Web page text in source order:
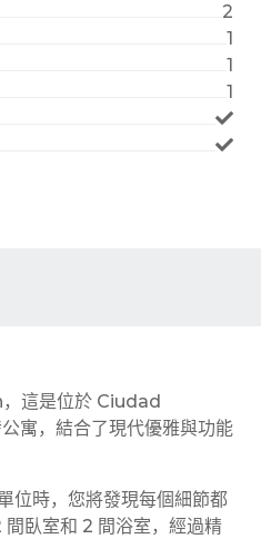
2
1
1
1
這是位於 Ciudad
寓，結合了現代優雅與功能
位時，您將發現每個細節都
臥室和 2 間浴室，經過精